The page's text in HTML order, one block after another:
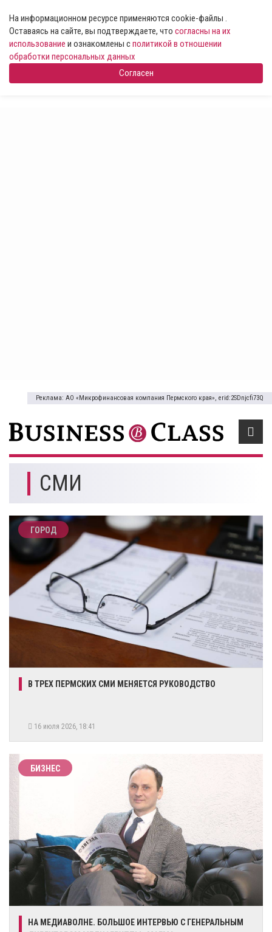
На информационном ресурсе применяются cookie-файлы .
Оставаясь на сайте, вы подтверждаете, что согласны на их
использование и ознакомлены сполитикой в отношении
обработки персональных данных
Согласен
Реклама: АО «Микрофинансовая компания Пермского края», erid:2SDnjcfi73Q
СМИ
ГОРОД
В ТРЕХ ПЕРМСКИХ СМИ МЕНЯЕТСЯ РУКОВОДСТВО
16 июля 2026, 18:41
БИЗНЕС
НА МЕДИАВОЛНЕ. БОЛЬШОЕ ИНТЕРВЬЮ С ГЕНЕРАЛЬНЫМ